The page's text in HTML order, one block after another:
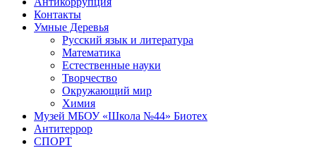
Контакты
Умные Деревья
Русский язык и литература
Математика
Естественные науки
Творчество
Окружающий мир
Химия
Музей МБОУ «Школа №44» Биотех
Антитеррор
СПОРТ